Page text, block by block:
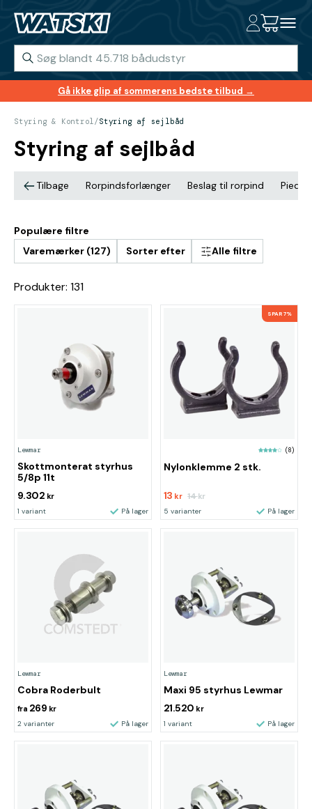
Gå ikke glip af sommerens bedste tilbud →
Styring & Kontrol/Styring af sejlbåd
Styring af sejlbåd
Tilbage Rorpindsforlænger Beslag til rorpind
Populære filtre
Varemærker (127)
Sorter efter Alle filtre
Produkter: 131
Lewmar
Skottmonterat styrhus
5/8p 11t
9.302 kr
1 variant På lager
SPAR 7%
(8)
Nylonklemme 2 stk.
13 kr 14kr
5 varianter På lager
Lewmar
Cobra Roderbult
fra 269 kr
2 varianter På lager
Lewmar
Maxi 95 styrhus Lewmar
21.520 kr
1 variant På lager